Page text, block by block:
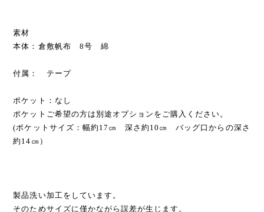
素材
本体：倉敷帆布 8号 綿
付属： テープ
ポケット：なし
ポケットご希望の方は別途オプションをご購入ください。
(ポケットサイズ：幅約17㎝ 深さ約10㎝ バッグ口からの深さ
約14㎝）
製品洗い加工をしています。
そのためサイズに僅かながら誤差が生じます。